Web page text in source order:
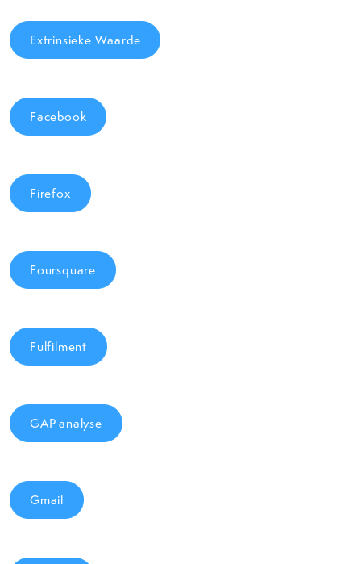
Extrinsieke Waarde
Facebook
Firefox
Foursquare
Fulfilment
GAP analyse
Gmail